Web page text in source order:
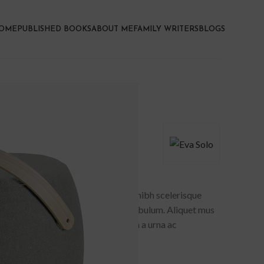
PUBLISHED BOOKSABOUT ME FAMILY WRITERS BLOGS
vel et eget eu vitae adipiscing nibh scelerisque
est accumsan lorem vestibulum. Aliquet mus
Habitasse a purus nec ipsum a urna ac